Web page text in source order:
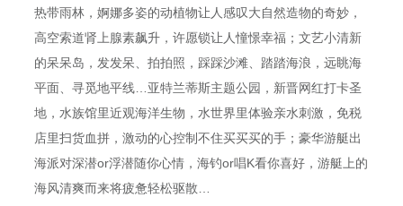
热带雨林，婀娜多姿的动植物让人感叹大自然造物的奇妙，
高空索道肾上腺素飙升，许愿锁让人憧憬幸福；文艺小清新
的呆呆岛，发发呆、拍拍照，踩踩沙滩、踏踏海浪，远眺海
平面、寻觅地平线…亚特兰蒂斯主题公园，新晋网红打卡圣
地，水族馆里近观海洋生物，水世界里体验亲水刺激，免税
店里扫货血拼，激动的心控制不住买买买的手；豪华游艇出
海派对深潜or浮潜随你心情，海钓or唱K看你喜好，游艇上的
海风清爽而来将疲惫轻松驱散…